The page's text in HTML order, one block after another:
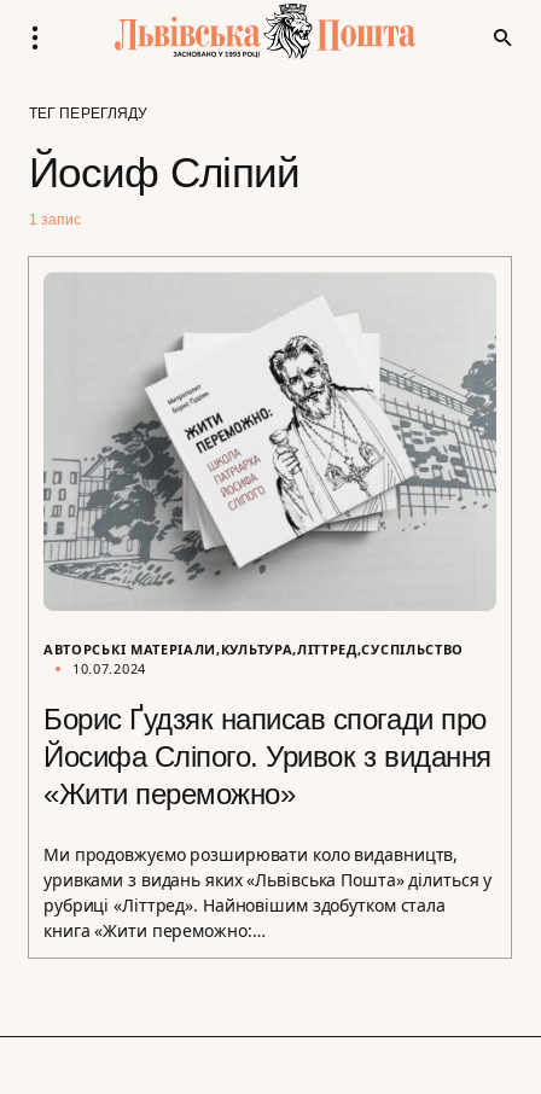
ТЕГ ПЕРЕГЛЯДУ
Йосиф Сліпий
1 запис
АВТОРСЬКІ МАТЕРІАЛИ КУЛЬТУРА ЛІТТРЕД СУСПІЛЬСТВО
10.07.2024
Борис Ґудзяк написав спогади про
Йосифа Сліпого. Уривок з видання
«Жити переможно»
Ми продовжуємо розширювати коло видавництв,
уривками з видань яких «Львівська Пошта» ділиться у
рубриці «Літтред». Найновішим здобутком стала
книга «Жити переможно:…